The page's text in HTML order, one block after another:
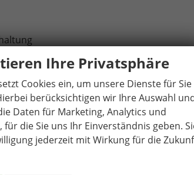
Schnittstelle mit integrierter
von SEAT CONNECT mit kostenloser
Ihre Privatsphäre
Cookies ein, um unsere Dienste für Sie
berücksichtigen wir Ihre Auswahl
Daten für Marketing, Analytics und
für die Sie uns Ihr Einverständnis geben.
jederzeit mit Wirkung für die